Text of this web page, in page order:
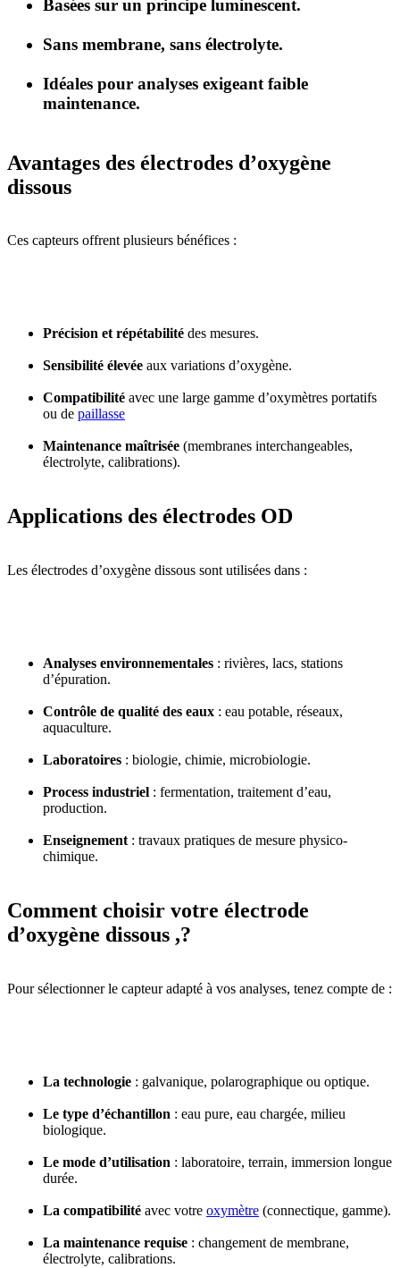
Basées sur un principe luminescent.
Sans membrane, sans électrolyte.
Idéales pour analyses exigeant faible
maintenance.
Avantages des électrodes d’oxygène
dissous
Ces capteurs offrent plusieurs bénéfices :
Précision et répétabilité des mesures.
Sensibilité élevée aux variations d’oxygène.
Compatibilité avec une large gamme d’oxymètres portatifs
ou de paillasse
Maintenance maîtrisée (membranes interchangeables,
électrolyte, calibrations).
Applications des électrodes OD
Les électrodes d’oxygène dissous sont utilisées dans :
Analyses environnementales : rivières, lacs, stations
d’épuration.
Contrôle de qualité des eaux : eau potable, réseaux,
aquaculture.
Laboratoires : biologie, chimie, microbiologie.
Process industriel : fermentation, traitement d’eau,
production.
Enseignement : travaux pratiques de mesure physico-
chimique.
Comment choisir votre électrode
d’oxygène dissous ,?
Pour sélectionner le capteur adapté à vos analyses, tenez compte de :
La technologie : galvanique, polarographique ou optique.
Le type d’échantillon : eau pure, eau chargée, milieu
biologique.
Le mode d’utilisation : laboratoire, terrain, immersion longue
durée.
La compatibilité avec votre oxymètre (connectique, gamme).
La maintenance requise : changement de membrane,
électrolyte, calibrations.